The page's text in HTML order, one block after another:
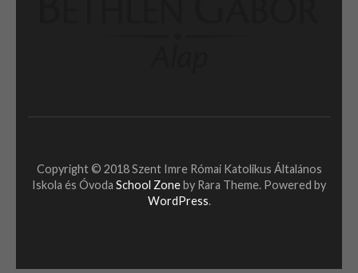
Copyright © 2018 Szent Imre Római Katolikus Általános
Iskola és Óvoda School Zoneby Rara Theme. Powered by
WordPress.